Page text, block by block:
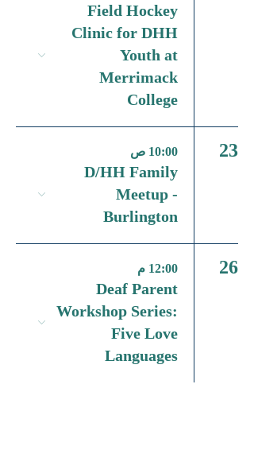
Field Hockey
Clinic for DHH
Youth at
Merrimack
College
23 10:00 ص
D/HH Family
Meetup -
Burlington
26 12:00 م
Deaf Parent
Workshop Series:
Five Love
Languages